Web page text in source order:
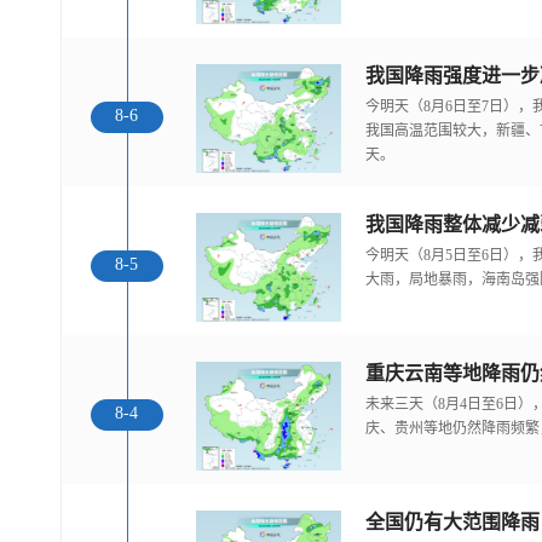
8-6
今明天（8月6日至7日），
我国高温范围较大，新疆
天。
8-5
我国降雨整体减少
今明天（8月5日至6日），
大雨，局地暴雨，海南岛
8-4
重庆云南等地降雨
未来三天（8月4日至6日）
庆、贵州等地仍然降雨频
全国仍有大范围降